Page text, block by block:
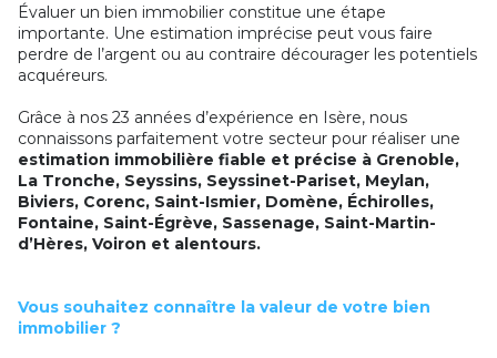
Évaluer un bien immobilier constitue une étape
importante. Une estimation imprécise peut vous faire
perdre de l’argent ou au contraire décourager les potentiels
acquéreurs.
Grâce à nos 23 années d’expérience en Isère, nous
connaissons parfaitement votre secteur pour réaliser une
estimation immobilière fiable et précise à Grenoble,
La Tronche, Seyssins, Seyssinet-Pariset, Meylan,
Biviers, Corenc, Saint-Ismier, Domène, Échirolles,
Fontaine, Saint-Égrève, Sassenage, Saint-Martin-
d’Hères, Voiron et alentours.
Vous souhaitez connaître la valeur de votre bien
immobilier ?